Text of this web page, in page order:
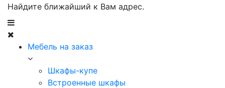
Найдите ближайший к Вам адрес.
Мебель на заказ
Шкафы-купе
Встроенные шкафы